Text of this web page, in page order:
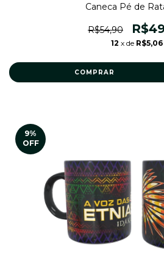
Caneca Pé de
R$54,90
12 x de R$5,06
9%
OFF